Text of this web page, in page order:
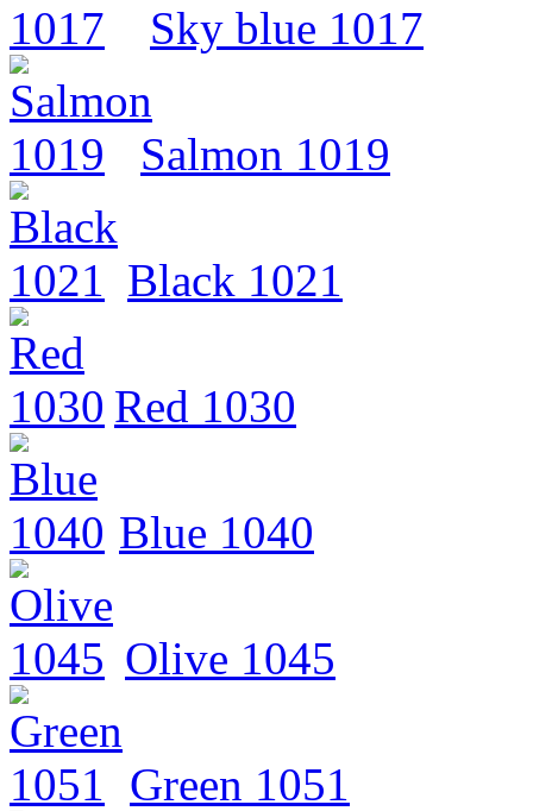
Sky blue 1017
Salmon 1019
Black 1021
Red 1030
Blue 1040
Olive 1045
Green 1051